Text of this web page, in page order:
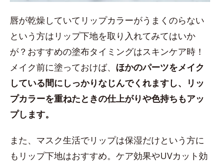
唇が乾燥していてリップカラーがうまくのらない
という方はリップ下地を取り入れてみてはいか
が？おすすめの塗布タイミングはスキンケア時！
メイク前に塗っておけば、 ほかのパーツをメイク
している間にしっかりなじんでくれますし、リッ
プカラーを重ねたときの仕上がりや色持ちもアッ
プします。
また、マスク生活でリップは保湿だけという方に
もリップ下地はおすすめ。ケア効果やUVカット効